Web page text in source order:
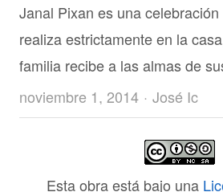
Janal Pixan es una
realiza estrictamente en la
familia recibe a las almas de
noviembre 1, 2014
Author
José Ic
Esta obra está bajo una